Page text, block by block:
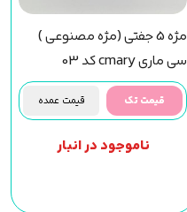
مژه 5 جفتی (مژه مصنوعی )
سی ماری cmary کد 03
قیمت تک قیمت عمده
ناموجود در انبار